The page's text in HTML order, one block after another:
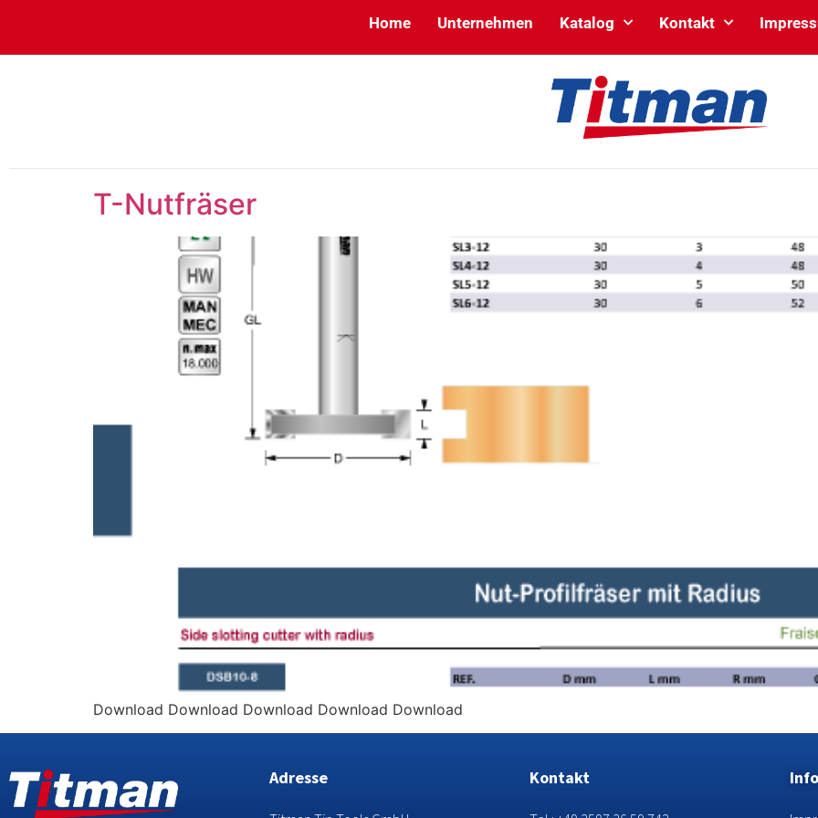
Home Unternehmen Katalog Kontakt
T-Nutfräser
Download Download Download Download Download
Adresse Kontakt